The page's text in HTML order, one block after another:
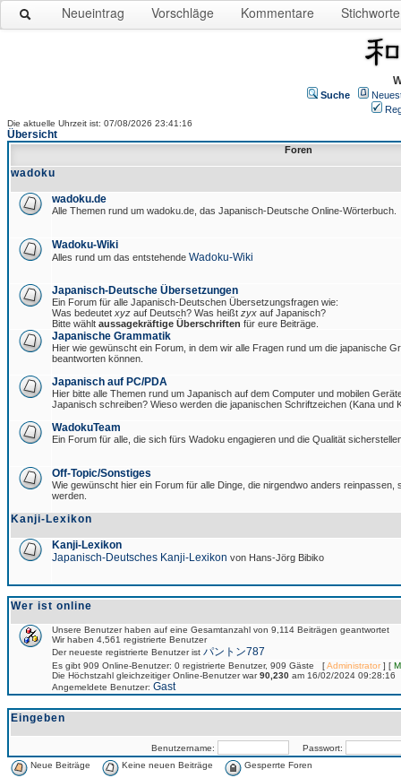
Neueintrag Vorschläge Kommentare Stichworte
Suche
Die aktuelle Uhrzeit ist: 07/08/2026 23:41:16
Übersicht
Foren
wadoku
wadoku.de
Alle Themen rund um wadoku.de, das Japanisch-Deutsche Online-Wörterbuch.
Wadoku-Wiki
Alles rund um das entstehende Wadoku-Wiki
Japanisch-Deutsche Übersetzungen
Ein Forum für alle Japanisch-Deutschen Übersetzungsfragen wie:
Was bedeutet xyz auf Deutsch? Was heißt zyx auf Japanisch?
Bitte wählt aussagekräftige Überschriften für eure Beiträge.
Japanische Grammatik
Hier wie gewünscht ein Forum, in dem wir alle Fragen rund um die japanische
beantworten können.
Japanisch auf PC/PDA
Hier bitte alle Themen rund um Japanisch auf dem Computer und mobilen
Japanisch schreiben? Wieso werden die japanischen Schriftzeichen (Kana und
WadokuTeam
Ein Forum für alle, die sich fürs Wadoku engagieren und die Qualität
Off-Topic/Sonstiges
Wie gewünscht hier ein Forum für alle Dinge, die nirgendwo anders reinpassen,
werden.
Kanji-Lexikon
Kanji-Lexikon
Japanisch-Deutsches Kanji-Lexikon von Hans-Jörg Bibiko
Wer ist online
Unsere Benutzer haben auf eine Gesamtanzahl von 9,114 Beiträgen geantwortet
Wir haben 4,561 registrierte Benutzer
Der neueste registrierte Benutzer ist パントン787
Es gibt 909 Online-Benutzer: 0 registrierte Benutzer, 909 Gäste [Administrator] [
Die Höchstzahl gleichzeitiger Online-Benutzer war90,230 am 16/02/2024 09:28:16
Angemeldete Benutzer: Gast
Eingeben
Benutzername:
Passwort:
Neue Beiträge
Keine neuen Beiträge Gesperrte Foren